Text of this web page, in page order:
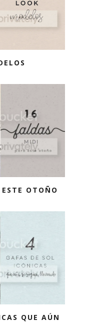
OTOÑO
QUE AÚN